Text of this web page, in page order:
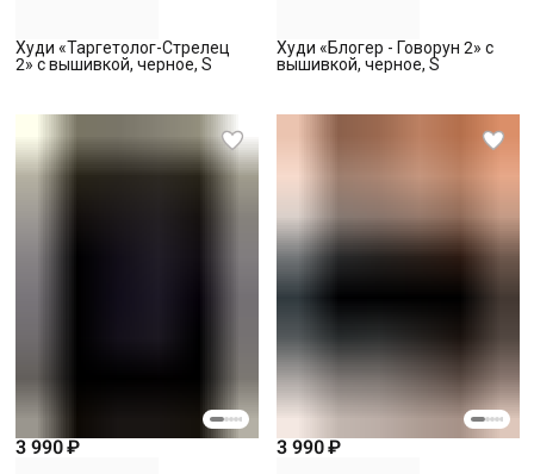
Худи «Таргетолог-Стрелец
2» с вышивкой, черное, S
Худи «Блогер - Говорун 2» с
вышивкой, черное, S
3 990 ₽ 3 990 ₽